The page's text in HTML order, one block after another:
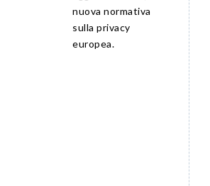
nuova normativa
sulla privacy
europea.